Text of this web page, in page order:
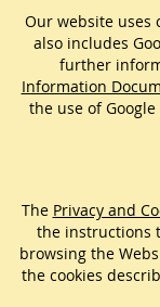
Our website uses
also includes
further
Information
the use of
The Privacy and
the instructions
browsing the
the cookies